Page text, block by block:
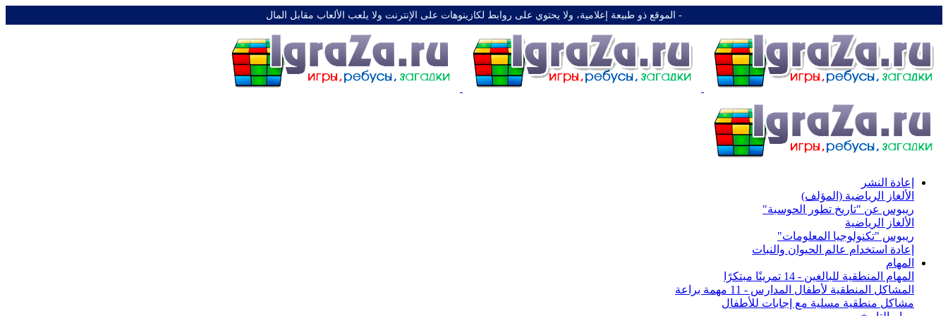
-️ الموقع ذو طبيعة إعلامية، ولا يحتوي على روابط لكازينوهات على الإنترنت ولا يلعب الألعاب مقابل المال
إعادة النشر
الألغاز الرياضية (المؤلف)
ريبوس عن "تاريخ تطور الحوسبة"
الألغاز الرياضية
ريبوس "تكنولوجيا المعلومات"
إعادة استخدام عالم الحيوان والنبات
المهام
المهام المنطقية للبالغين - 14 تمرينًا مبتكرًا
المشاكل المنطقية لأطفال المدارس - 11 مهمة براعة
مشاكل منطقية مسلية مع إجابات للأطفال